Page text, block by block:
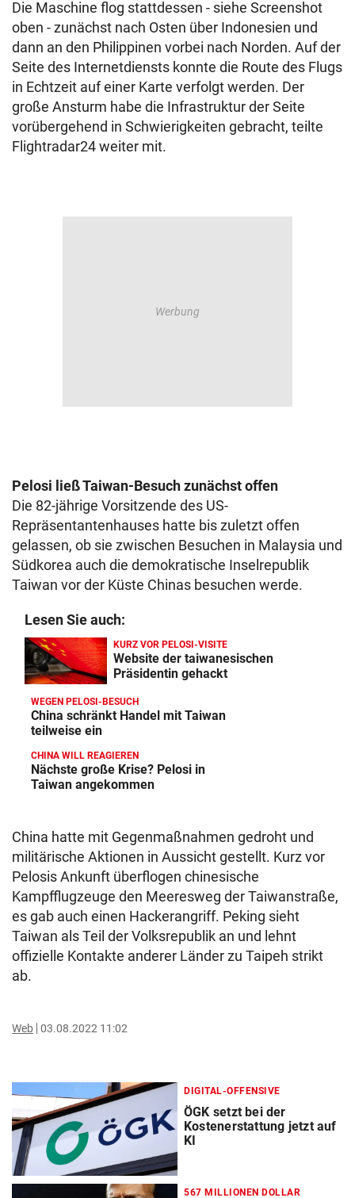
Die Maschine flog stattdessen - siehe Screenshot
oben - zunächst nach Osten über Indonesien und
dann an den Philippinen vorbei nach Norden. Auf der
Seite des Internetdiensts konnte die Route des Flugs
in Echtzeit auf einer Karte verfolgt werden. Der
große Ansturm habe die Infrastruktur der Seite
vorübergehend in Schwierigkeiten gebracht, teilte
Flightradar24 weiter mit.
Pelosi ließ Taiwan-Besuch zunächst offen
Die 82-jährige Vorsitzende des US-
Repräsentantenhauses hatte bis zuletzt offen
gelassen, ob sie zwischen Besuchen in Malaysia und
Südkorea auch die demokratische Inselrepublik
Taiwan vor der Küste Chinas besuchen werde.
Lesen Sie auch:
KURZ VOR PELOSI-VISITE
Website der taiwanesischen
Präsidentin gehackt
WEGEN PELOSI-BESUCH
China schränkt Handel mit Taiwan
teilweise ein
CHINA WILL REAGIEREN
Nächste große Krise? Pelosi in
Taiwan angekommen
China hatte mit Gegenmaßnahmen gedroht und
militärische Aktionen in Aussicht gestellt. Kurz vor
Pelosis Ankunft überflogen chinesische
Kampfflugzeuge den Meeresweg der Taiwanstraße,
es gab auch einen Hackerangriff. Peking sieht
Taiwan als Teil der Volksrepublik an und lehnt
offizielle Kontakte anderer Länder zu Taipeh strikt
ab.
Web 03.08.2022 11:02
DIGITAL-OFFENSIVE
ÖGK setzt bei der
Kostenerstattung jetzt auf
KI
567 MILLIONEN DOLLAR